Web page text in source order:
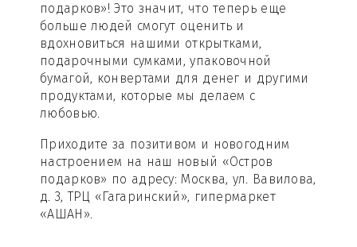
подарков»! Это значит, что теперь еще
больше людей смогут оценить и
вдохновиться нашими открытками,
подарочными сумками, упаковочной
бумагой, конвертами для денег и другими
продуктами, которые мы делаем с
любовью.
Приходите за позитивом и новогодним
настроением на наш новый «Остров
подарков» по адресу: Москва, ул. Вавилова,
д. 3, ТРЦ «Гагаринский», гипермаркет
«АШАН».